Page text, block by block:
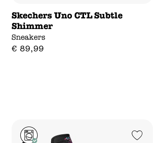
Skechers Uno CTL Subtle
Shimmer
Sneakers
€ 89,99
Add to Wishlist